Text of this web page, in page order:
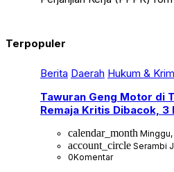
Terpopuler
Berita Daerah Hukum &
Tawuran Geng Motor di
Remaja Kritis Dibacok, 3
calendar_month Minggu,
account_circle Serambi
0Komentar